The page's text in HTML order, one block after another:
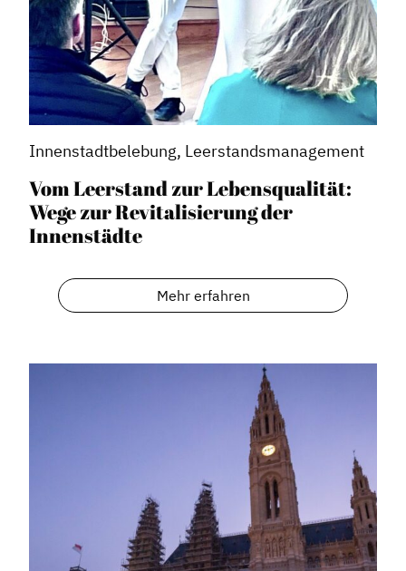
Innenstadtbelebung, Leerstandsmanagement
Vom Leerstand zur Lebensqualität:
Wege zur Revitalisierung der
Innenstädte
Mehr erfahren